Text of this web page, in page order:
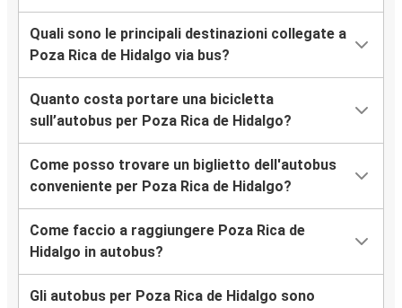
Quali sono le principali destinazioni collegate a
Poza Rica de Hidalgo via bus?
Quanto costa portare una bicicletta
sull’autobus per Poza Rica de Hidalgo?
Come posso trovare un biglietto dell'autobus
conveniente per Poza Rica de Hidalgo?
Come faccio a raggiungere Poza Rica de
Hidalgo in autobus?
Gli autobus per Poza Rica de Hidalgo sono